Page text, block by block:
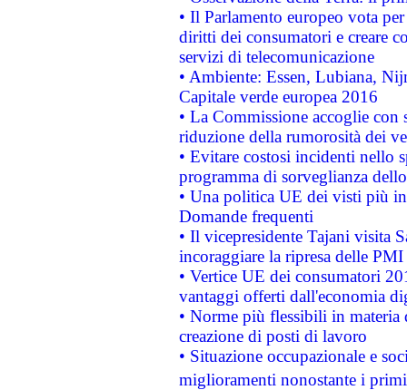
• Il Parlamento europeo vota
diritti dei consumatori e creare
servizi di telecomunicazione
• Ambiente: Essen, Lubiana,
Capitale verde europea 2016
• La Commissione accoglie
riduzione della rumorosità dei
• Evitare costosi incidenti nello
programma di sorveglianza
• Una politica UE dei visti più
Domande frequenti
• Il vicepresidente Tajani visita
incoraggiare la ripresa delle
• Vertice UE dei consumatori
vantaggi offerti dall'economia
• Norme più flessibili in materia
creazione di posti di lavoro
• Situazione occupazionale e
miglioramenti nonostante i